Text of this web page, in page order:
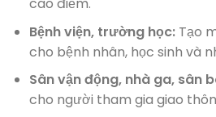
Bệnh viện, trường học:Tạo
cho bệnh nhân, học sinh và
Sân vận động, nhà ga, sân
cho người tham gia giao